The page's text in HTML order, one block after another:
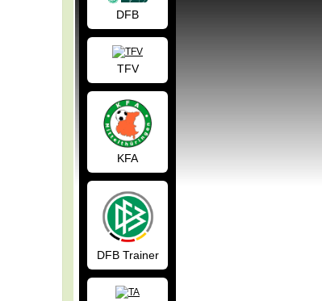
DFB
TFV
KFA
DFB Trainer